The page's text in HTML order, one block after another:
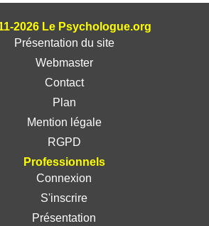
2026 Le Psychologue.org
Présentation du site
Webmaster
Contact
Plan
Mention légale
RGPD
Professionnels
Connexion
S'inscrire
Présentation